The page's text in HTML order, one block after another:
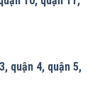
quận 4, quận 5,